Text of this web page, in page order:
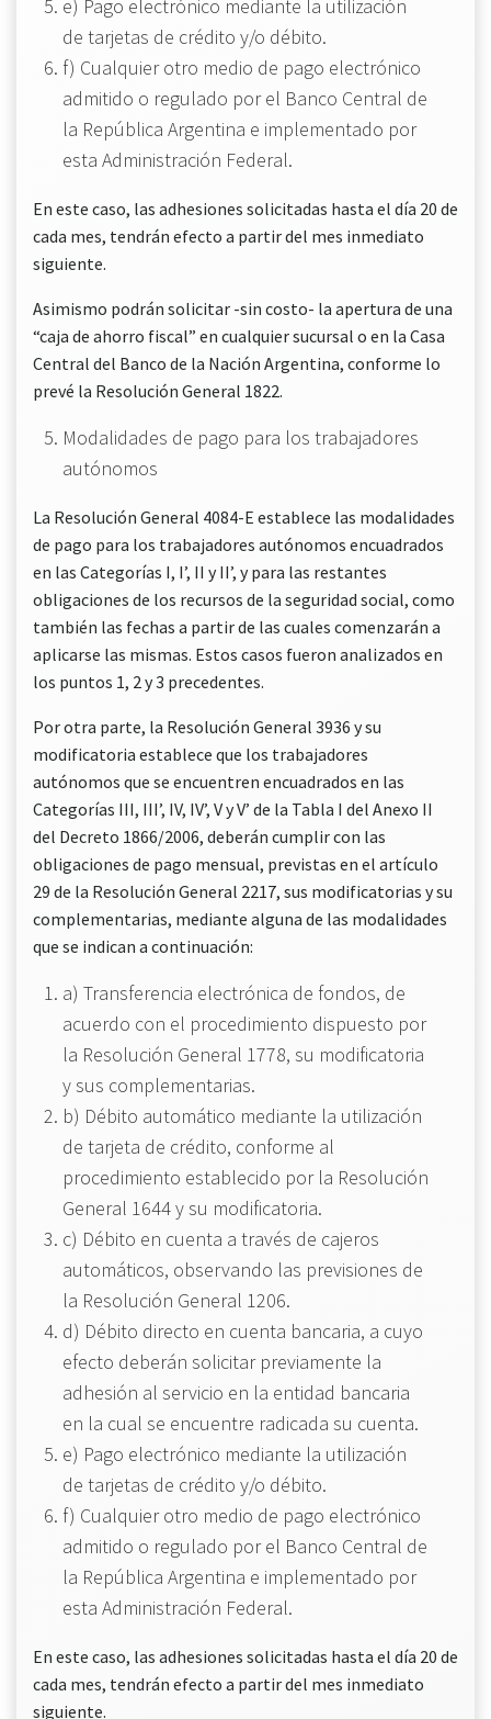
e) Pago electrónico mediante la utilización
de tarjetas de crédito y/o débito.
f) Cualquier otro medio de pago electrónico
admitido o regulado por el Banco Central de
la República Argentina e implementado por
esta Administración Federal.
En este caso, las adhesiones solicitadas hasta el día 20 de
cada mes, tendrán efecto a partir del mes inmediato
siguiente.
Asimismo podrán solicitar -sin costo- la apertura de una
“caja de ahorro fiscal” en cualquier sucursal o en la Casa
Central del Banco de la Nación Argentina, conforme lo
prevé la Resolución General 1822.
Modalidades de pago para los trabajadores
autónomos
La Resolución General 4084-E establece las modalidades
de pago para los trabajadores autónomos encuadrados
en las Categorías I, I’, II y II’, y para las restantes
obligaciones de los recursos de la seguridad social, como
también las fechas a partir de las cuales comenzarán a
aplicarse las mismas. Estos casos fueron analizados en
los puntos 1, 2 y 3 precedentes.
Por otra parte, la Resolución General 3936 y su
modificatoria establece que los trabajadores
autónomos que se encuentren encuadrados en las
Categorías III, III’, IV, IV’, V y V’ de la Tabla I del Anexo II
del Decreto 1866/2006, deberán cumplir con las
obligaciones de pago mensual, previstas en el artículo
29 de la Resolución General 2217, sus modificatorias y su
complementarias, mediante alguna de las modalidades
que se indican a continuación:
a) Transferencia electrónica de fondos, de
acuerdo con el procedimiento dispuesto por
la Resolución General 1778, su modificatoria
y sus complementarias.
b) Débito automático mediante la utilización
de tarjeta de crédito, conforme al
procedimiento establecido por la Resolución
General 1644 y su modificatoria.
c) Débito en cuenta a través de cajeros
automáticos, observando las previsiones de
la Resolución General 1206.
d) Débito directo en cuenta bancaria, a cuyo
efecto deberán solicitar previamente la
adhesión al servicio en la entidad bancaria
en la cual se encuentre radicada su cuenta.
e) Pago electrónico mediante la utilización
de tarjetas de crédito y/o débito.
f) Cualquier otro medio de pago electrónico
admitido o regulado por el Banco Central de
la República Argentina e implementado por
esta Administración Federal.
En este caso, las adhesiones solicitadas hasta el día 20 de
cada mes, tendrán efecto a partir del mes inmediato
siguiente.